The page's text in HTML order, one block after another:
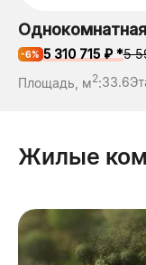
-6% 5 310 715 ₽ *5
Площадь, м2:33.6
Жилые